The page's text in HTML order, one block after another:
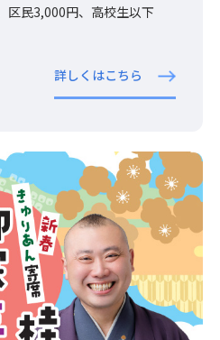
民3,000円、高校生以下
詳しくはこちら